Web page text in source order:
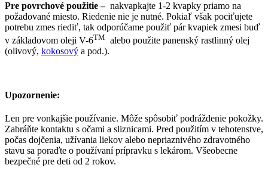
Pre povrchové použitie – nakvapkajte 1-2 kvapky priamo na
požadované miesto. Riedenie nie je nutné. Pokiaľ však pociťujete
potrebu zmes riediť, tak odporúčame použiť pár kvapiek zmesi buď
v základovom oleji V-6TM alebo použite panenský rastlinný olej
(olivový, kokosový a pod.).
Upozornenie:
Len pre vonkajšie používanie. Môže spôsobiť podráždenie pokožky.
Zabráňte kontaktu s očami a sliznicami. Pred použitím v tehotenstve,
počas dojčenia, užívania liekov alebo nepriaznivého zdravotného
stavu sa poraďte o používaní prípravku s lekárom. Všeobecne
bezpečné pre deti od 2 rokov.